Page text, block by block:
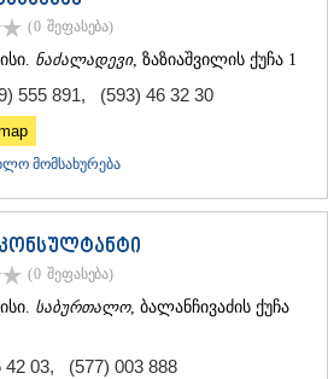
(0 შეფასება)
ნაძალადევი, ზაზიაშვილის ქუჩა 1
555 891, (593) 46 32 30
მომსახურება
(0 შეფასება)
საბურთალო, ბალანჩივაძის ქუჩა
42 03, (577) 003 888